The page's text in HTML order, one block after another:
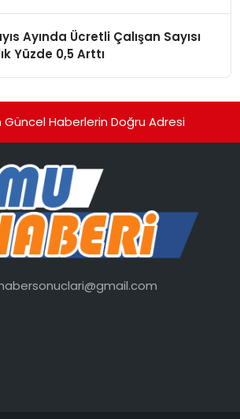
Ayında Ücretli Çalışan Sayısı
Yüzde 0,5 Arttı
Haberlerin Doğru Adresi